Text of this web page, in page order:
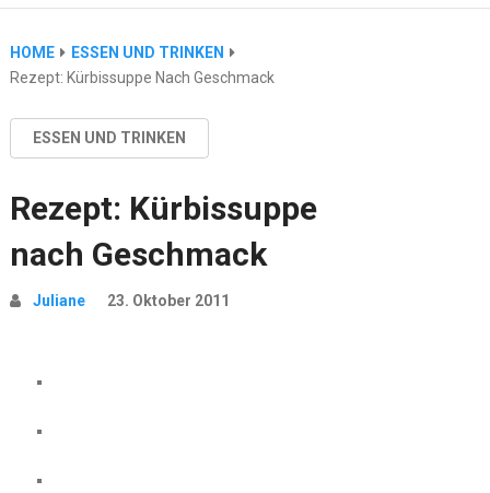
HOME
ESSEN UND TRINKEN
Rezept: Kürbissuppe Nach Geschmack
ESSEN UND TRINKEN
Rezept: Kürbissuppe
nach Geschmack
Juliane 23. Oktober 2011